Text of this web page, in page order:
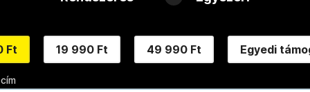
Ft 19 990 Ft 49 990 Ft Egyedi